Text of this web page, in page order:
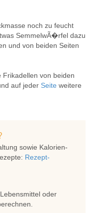
noch zu feucht
SemmelwÃ�rfel dazu
und von beiden Seiten
von beiden
auf jeder Seite weitere
sowie Kalorien-
Rezept-
oder